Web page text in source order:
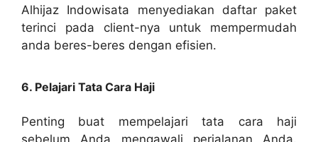
Alhijaz Indowisata menyediakan daftar paket
terinci pada client-nya untuk mempermudah
anda beres-beres dengan efisien.
6. Pelajari Tata Cara Haji
Penting buat mempelajari tata cara haji
sebelum Anda mengawali perjalanan Anda.